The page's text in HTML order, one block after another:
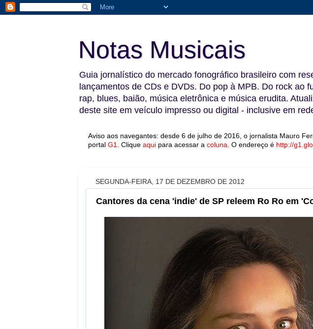
Notas Musicais
Guia jornalístico do mercado fonográfico brasileiro com
lançamentos de CDs e DVDs. Do pop à MPB. Do rock ao
rap, blues, baião, música eletrônica e música erudita.
deste site em veículo impresso ou digital - inclusive em
Aviso aos navegantes: desde 6 de julho de 2016, o jornalista Mauro
portal G1 Clique aqui para acessar a coluna O endereço é http://
SEGUNDA-FEIRA, 17 DE DEZEMBRO DE 2012
Cantores da cena 'indie' de SP releem Ro Ro em